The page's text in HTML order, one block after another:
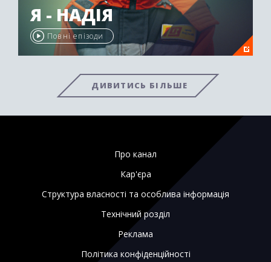
Я - НАДІЯ
Повні епізоди
ДИВИТИСЬ БІЛЬШЕ
Про канал
Кар'єра
Структура власності та особлива інформація
Технічний розділ
Реклама
Політика конфіденційності